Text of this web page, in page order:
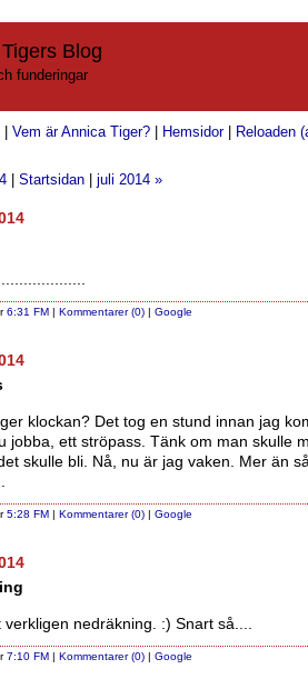
Blog
funderingar
Vem är Annica Tiger? Hemsidor| Reloaden
Startsidan juli 2014 »
6:31 FM | Kommentarer (0) | Google
klockan? Det tog en stund innan jag
jobba, ett ströpass. Tänk om man skulle
skulle bli. Nå, nu är jag vaken. Mer än
5:28 FM | Kommentarer (0) | Google
verkligen nedräkning. :) Snart så....
7:10 FM | Kommentarer (0) | Google